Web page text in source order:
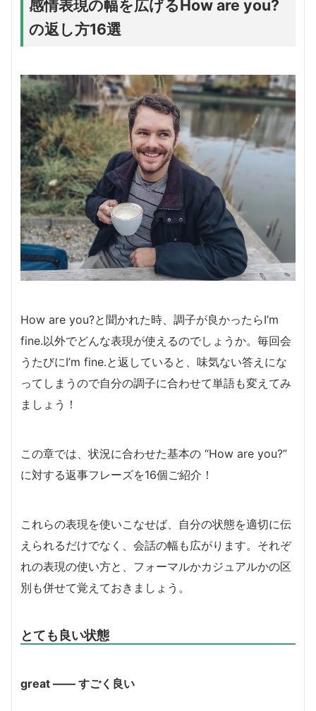
感情表現の幅を広げるHow are you?
の返し方16選
How are you?と聞かれた時、調子が良かったらI’m
fine.以外でどんな表現が使えるのでしょうか。毎回会
うたびにI’m fine.と返していると、味気ない答えにな
ってしまうので自分の調子に合わせて単語も変えてみ
ましょう！
この章では、状況に合わせた基本の “How are you?”
に対する返事フレーズを16個ご紹介！
これらの表現を使いこなせば、自分の状態を適切に伝
えられるだけでなく、会話の幅も広がります。それぞ
れの表現の使い方と、フォーマルかカジュアルかの区
別も併せて覚えておきましょう。
とても良い状態
great ―― すごく良い